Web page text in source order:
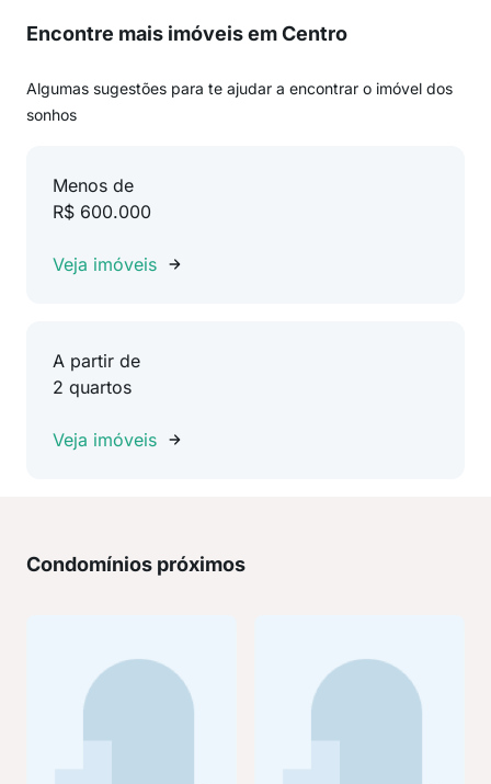
Encontre mais imóveis em Centro
Algumas sugestões para te ajudar a encontrar o imóvel dos
sonhos
Menos de
R$ 600.000
Veja imóveis
A partir de
2 quartos
Veja imóveis
Condomínios próximos